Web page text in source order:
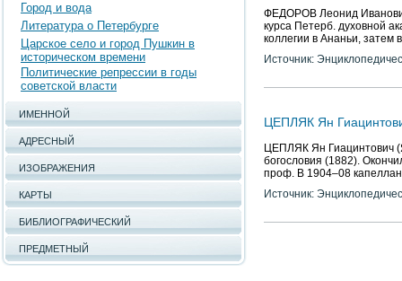
Город и вода
Литература о Петербурге
Царское село и город Пушкин в
историческом времени
Политические репрессии в годы
советской власти
ИМЕННОЙ
АДРЕСНЫЙ
ИЗОБРАЖЕНИЯ
КАРТЫ
БИБЛИОГРАФИЧЕСКИЙ
ПРЕДМЕТНЫЙ
ФЕДОРОВ Леонид
курса Петерб. духовной
коллегии в Ананьи, затем
Источник:
ЦЕПЛЯК Ян
ЦЕПЛЯК Ян Гиацинтович
богословия (1882).
проф. В 1904–08
Источник: